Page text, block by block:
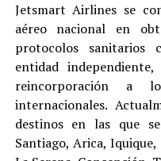
Jetsmart Airlines se
aéreo nacional en
protocolos
entidad
reincorporación a
internacionales.
destinos en las que
Santiago, Arica,